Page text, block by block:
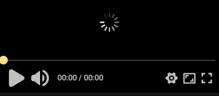
00:00 / 00:00